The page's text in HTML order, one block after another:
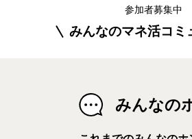
参加者募集中
みんなのマネ活コミ
みんなの